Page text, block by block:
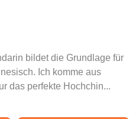
bildet die Grundlage für
Ich komme aus
das perfekte Hochchin...